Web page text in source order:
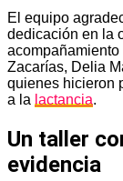
El equipo
dedicación en la
Zacarías, Delia
quienes hicieron
a la lactancia.
Un taller
evidencia